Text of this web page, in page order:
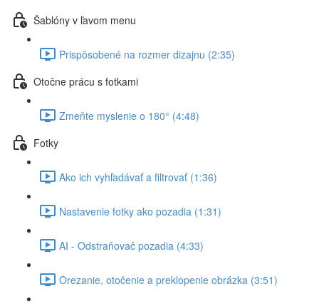
Šablóny v ľavom menu
Prispôsobené na rozmer dizajnu (2:35)
Otočne prácu s fotkami
Zmeňte myslenie o 180° (4:48)
Fotky
Ako ich vyhľadávať a filtrovať (1:36)
Nastavenie fotky ako pozadia (1:31)
AI - Odstraňovač pozadia (4:33)
Orezanie, otočenie a preklopenie obrázka (3:51)